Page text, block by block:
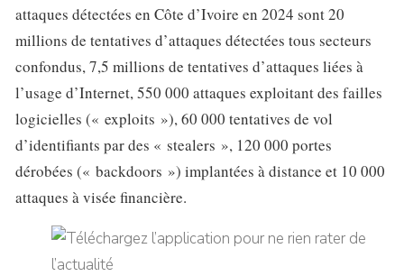
attaques détectées en Côte d’Ivoire en 2024 sont 20
millions de tentatives d’attaques détectées tous secteurs
confondus, 7,5 millions de tentatives d’attaques liées à
l’usage d’Internet, 550 000 attaques exploitant des failles
logicielles (« exploits »), 60 000 tentatives de vol
d’identifiants par des « stealers », 120 000 portes
dérobées (« backdoors ») implantées à distance et 10 000
attaques à visée financière.